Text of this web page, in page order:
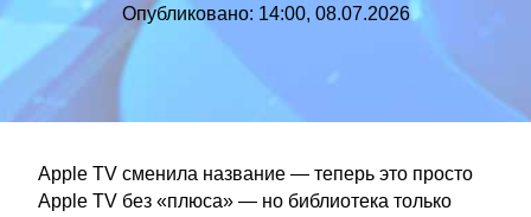
Опубликовано: 14:00, 08.07.2026
Apple TV сменила название — теперь это просто
Apple TV без «плюса» — но библиотека только
Правила »
Контакт»